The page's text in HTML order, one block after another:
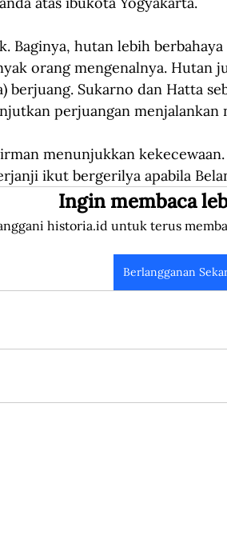
Baginya, hutan lebih
orang mengenalnya. Hutan
berjuang. Sukarno dan Hatta
perjuangan menjalankan
menunjukkan
ikut bergerilya apabila
Ingin membaca
historia.id untuk terus
Berlangganan